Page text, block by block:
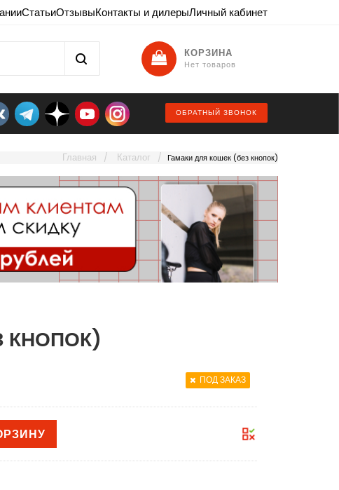
СтатьиОтзывыКонтакты и дилерыЛичный кабинет
КОРЗИНА
Нет товаров
ОБРАТНЫЙ ЗВОНОК
Главная Каталог Гамаки для кошек (без кнопок)
КНОПОК)
ПОД ЗАКАЗ